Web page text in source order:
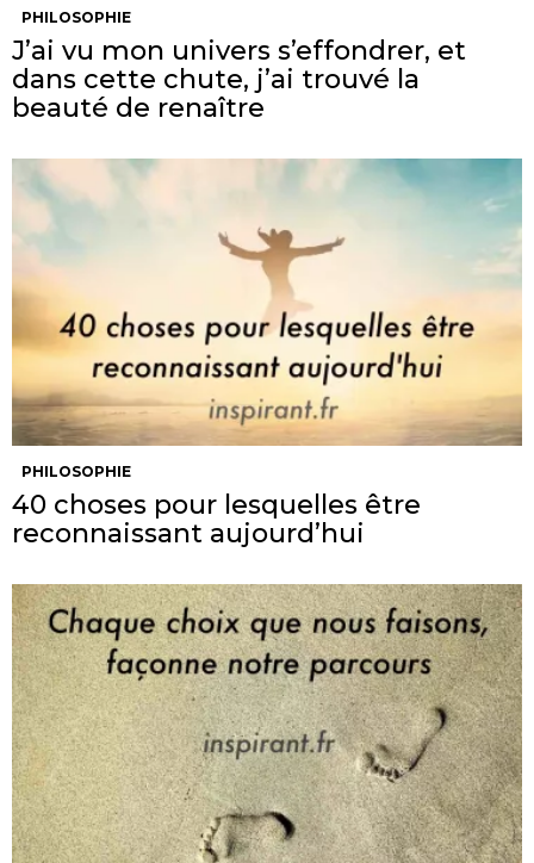
PHILOSOPHIE
J’ai vu mon univers s’effondrer, et
dans cette chute, j’ai trouvé la
beauté de renaître
PHILOSOPHIE
40 choses pour lesquelles être
reconnaissant aujourd’hui